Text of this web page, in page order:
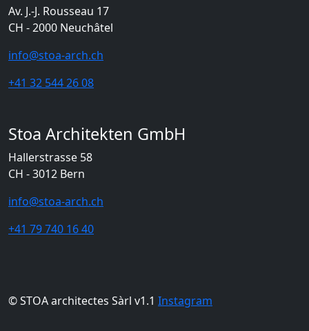
Av. J.-J. Rousseau 17
CH - 2000 Neuchâtel
info@stoa-arch.ch
+41 32 544 26 08
Stoa Architekten GmbH
Hallerstrasse 58
CH - 3012 Bern
info@stoa-arch.ch
+41 79 740 16 40
© STOA architectes Sàrl v1.1 Instagram